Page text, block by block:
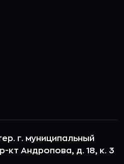
г. муниципальный
кт Андропова, д. 18, к. 3